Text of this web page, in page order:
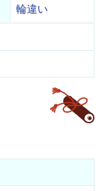
輪違い